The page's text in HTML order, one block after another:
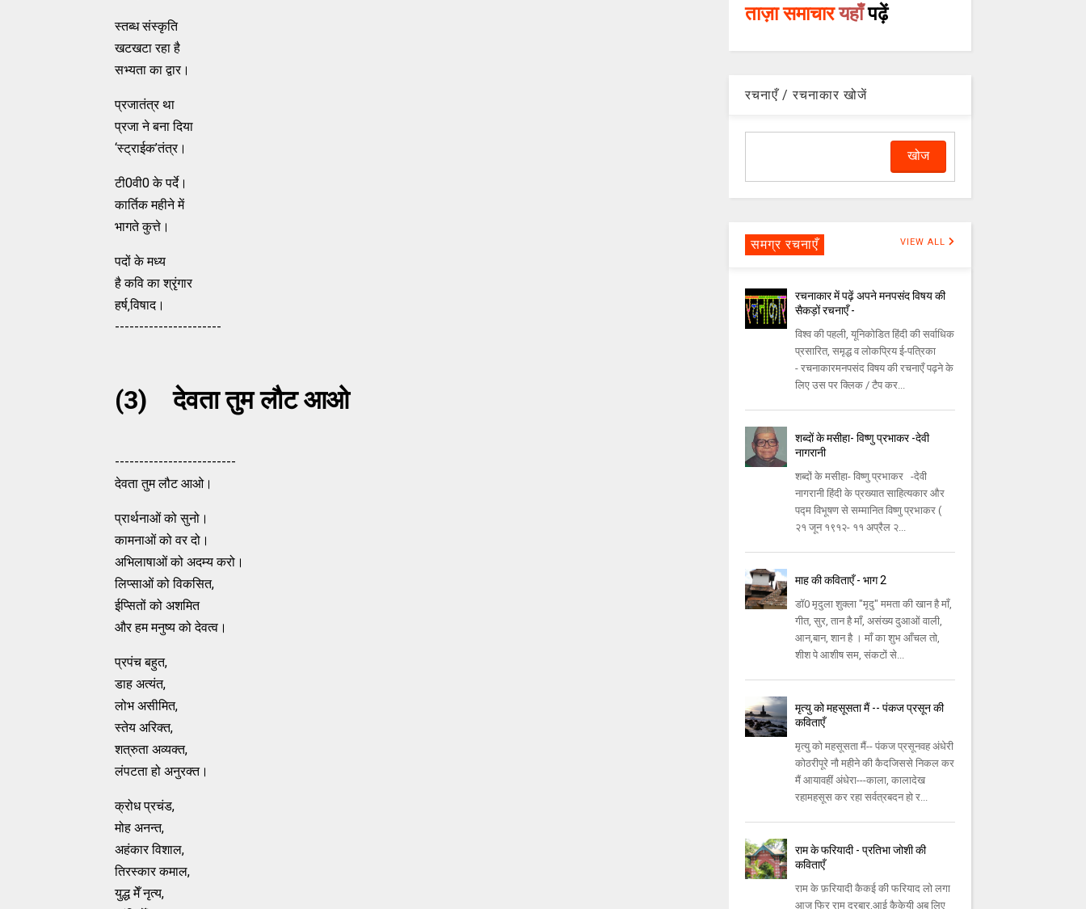
स्तब्ध संस्कृति
खटखटा रहा है
सभ्यता का द्वार।
प्रजातंत्र था
प्रजा ने बना दिया
‘स्ट्राईक’तंत्र।
टी0वी0 के पर्दे।
कार्तिक महीने में
भागते कुत्ते।
पदों के मध्य
है कवि का श्रृंगार
हर्ष‚विषाद।
----------------------
(3) देवता तुम लौट आओ
-------------------------
देवता तुम लौट आओ।
प्रार्थनाओं को सुनो।
कामनाओं को वर दो।
अभिलाषाओं को अदम्य करो।
लिप्साओं को विकसित,
ईप्सितों को अशमित
और हम मनुष्य को देवत्व।
प्रपंच बहुत,
डाह अत्यंत,
लोभ असीमित,
स्तेय अरिक्त,
शत्रुता अव्यक्त,
लंपटता हो अनुरक्त।
क्रोध प्रचंड,
मोह अनन्त,
अहंकार विशाल,
तिरस्कार कमाल,
युद्ध मेँ नृत्य,
ताज़ा समाचारयहाँपढ़ें
रचनाएँ / रचनाकार खोजें
समग्र रचनाएँ VIEW ALL
रचनाकार में पढ़ें अपने मनपसंद विषय की
सैकड़ों रचनाएँ -
विश्व की पहली, यूनिकोडित हिंदी की सर्वाधिक
प्रसारित, समृद्ध व लोकप्रिय ई-पत्रिका
- रचनाकारमनपसंद विषय की रचनाएँ पढ़ने के
लिए उस पर क्लिक / टैप कर...
शब्दों के मसीहा- विष्णु प्रभाकर -देवी
नागरानी
शब्दों के मसीहा- विष्णु प्रभाकर -देवी
नागरानी हिंदी के प्रख्यात साहित्यकार और
पद्म विभूषण से सम्मानित विष्णु प्रभाकर (
२१ जून १९१२- ११ अप्रैल २...
माह की कविताएँ - भाग 2
डॉ0 मृदुला शुक्ला "मृदु" ममता की खान है माँ,
गीत, सुर, तान है माँ, असंख्य दुआओं वाली,
आन,बान, शान है । माँ का शुभ आँचल तो,
शीश पे आशीष सम, संकटों से...
मृत्यु को महसूसता मैं -- पंकज प्रसून की
कविताएँ
मृत्यु को महसूसता मैं-- पंकज प्रसूनवह अंधेरी
कोठरीपूरे नौ महीने की कैदजिससे निकल कर
मैं आयावहीं अंधेरा---काला, कालादेख
रहामहसूस कर रहा सर्वत्रबदन हो र...
राम के फरियादी - प्रतिभा जोशी की
कविताएँ
राम के फ़रियादी कैकई की फरियाद लो लगा
आज फिर राम दरबार,आई कैकेयी अब लिए